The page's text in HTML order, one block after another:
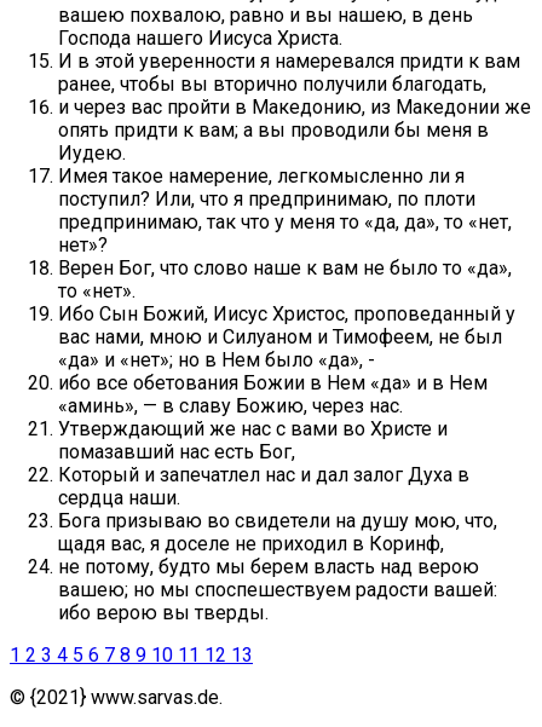
вашею похвалою, равно и вы нашею, в день
Господа нашего Иисуса Христа.
И в этой уверенности я намеревался придти к вам
ранее, чтобы вы вторично получили благодать,
и через вас пройти в Македонию, из Македонии же
опять придти к вам; а вы проводили бы меня в
Иудею.
Имея такое намерение, легкомысленно ли я
поступил? Или, что я предпринимаю, по плоти
предпринимаю, так что у меня то «да, да», то «нет,
нет»?
Верен Бог, что слово наше к вам не было то «да»,
то «нет».
Ибо Сын Божий, Иисус Христос, проповеданный у
вас нами, мною и Силуаном и Тимофеем, не был
«да» и «нет»; но в Нем было «да», -
ибо все обетования Божии в Нем «да» и в Нем
«аминь», — в славу Божию, через нас.
Утверждающий же нас с вами во Христе и
помазавший нас есть Бог,
Который и запечатлел нас и дал залог Духа в
сердца наши.
Бога призываю во свидетели на душу мою, что,
щадя вас, я доселе не приходил в Коринф,
не потому, будто мы берем власть над верою
вашею; но мы споспешествуем радости вашей:
ибо верою вы тверды.
1 2 3 4 5 6 7 8 9 10 11 12 13
© {2021} www.sarvas.de.